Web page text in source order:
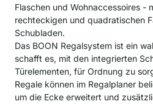
Flaschen und Wohnaccessoires -
rechteckigen und quadratischen
Schubladen.
Das BOON Regalsystem ist ein
schafft es, mit den integrierten
Türelementen, für Ordnung zu
Regale können im Regalplaner
um die Ecke erweitert und